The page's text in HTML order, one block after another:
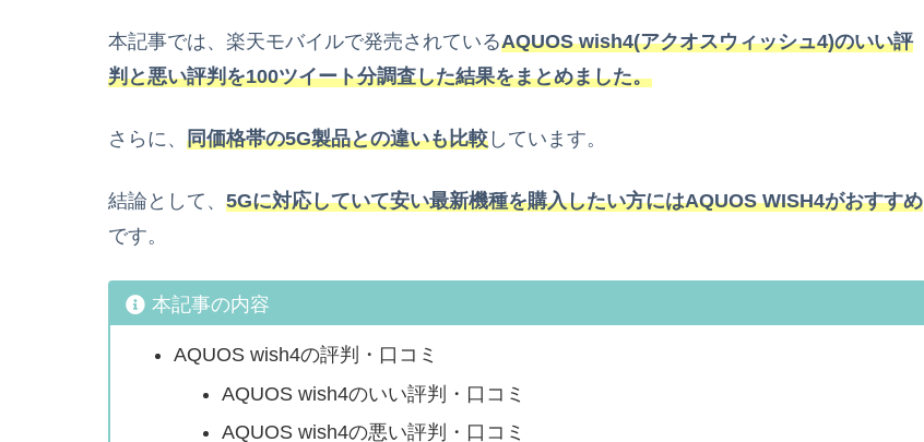
本記事では、楽天モバイルで発売されているAQUOS wish4(アクオスウィッシュ4)のいい評
判と悪い評判を100ツイート分調査した結果をまとめました。
さらに、 同価格帯の5G製品との違いも比較 しています。
結論として、 5Gに対応していて安い最新機種を購入したい方にはAQUOS WISH4がおすすめ
です。
本記事の内容
AQUOS wish4の評判・口コミ
AQUOS wish4のいい評判・口コミ
AQUOS wish4の悪い評判・口コミ